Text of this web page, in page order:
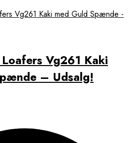
Loafers Vg261 Kaki
– Udsalg!